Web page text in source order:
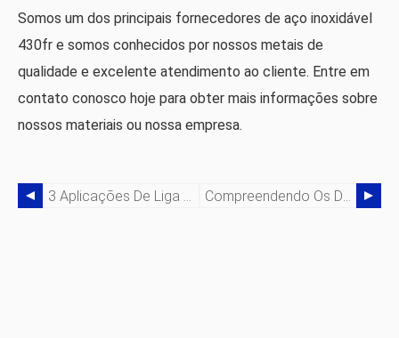
Somos um dos principais fornecedores de aço inoxidável
430fr e somos conhecidos por nossos metais de
qualidade e excelente atendimento ao cliente. Entre em
contato conosco hoje para obter mais informações sobre
nossos materiais ou nossa empresa.
3 Aplicações De Liga De Bronze De Ferro Com Alto Teor De Silício Compreendendo Os Diferentes Tipos De Aço Inoxidável